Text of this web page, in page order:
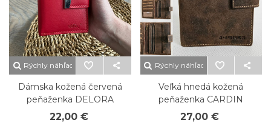
Rýchly náhľad
Dámska kožená červená
peňaženka DELORA
22,00 €
Rýchly náhľad
Veľká hnedá kožená
peňaženka CARDIN
27,00 €